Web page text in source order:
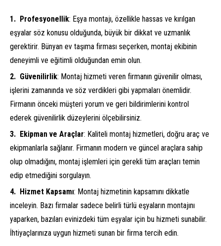
Profesyonellik: Eşya montajı, özellikle hassas ve kırılgan
eşyalar söz konusu olduğunda, büyük bir dikkat ve uzmanlık
gerektirir. Bünyan ev taşıma firması seçerken, montaj ekibinin
deneyimli ve eğitimli olduğundan emin olun.
Güvenilirlik: Montaj hizmeti veren firmanın güvenilir olması,
işlerini zamanında ve söz verdikleri gibi yapmaları önemlidir.
Firmanın önceki müşteri yorum ve geri bildirimlerini kontrol
ederek güvenilirlik düzeylerini ölçebilirsiniz.
Ekipman ve Araçlar: Kaliteli montaj hizmetleri, doğru araç ve
ekipmanlarla sağlanır. Firmanın modern ve güncel araçlara sahip
olup olmadığını, montaj işlemleri için gerekli tüm araçları temin
edip etmediğini sorgulayın.
Hizmet Kapsamı: Montaj hizmetinin kapsamını dikkatle
inceleyin. Bazı firmalar sadece belirli türlü eşyaların montajını
yaparken, bazıları evinizdeki tüm eşyalar için bu hizmeti sunabilir.
İhtiyaçlarınıza uygun hizmeti sunan bir firma tercih edin.